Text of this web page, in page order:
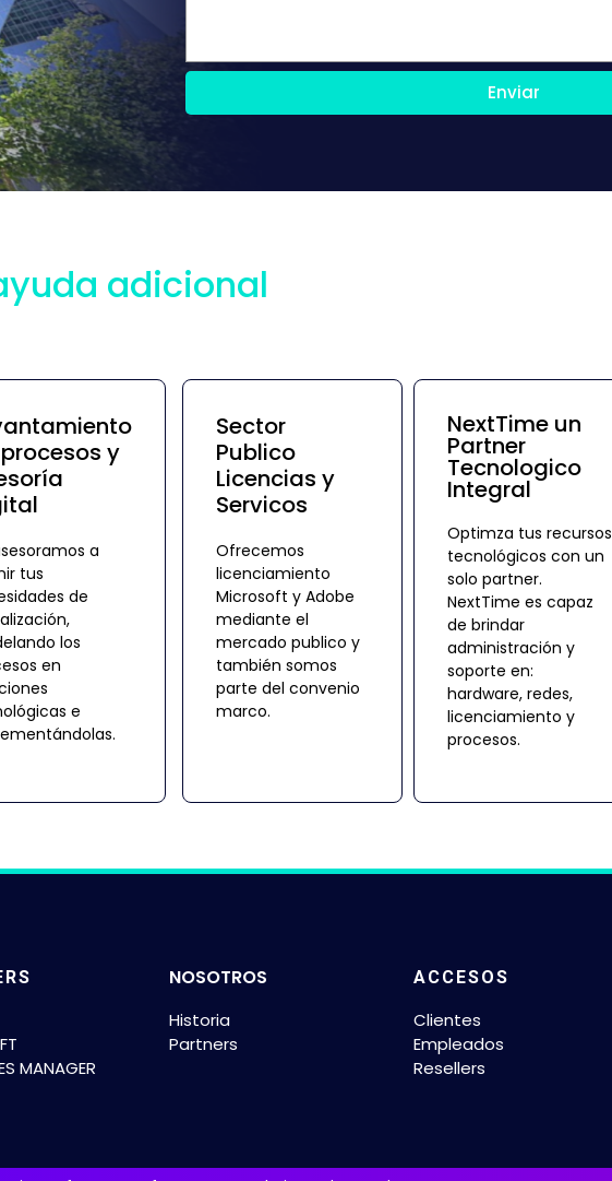
Enviar
adicional
y
a
tus
de
los
en
e
Sector
Publico
Licencias y
Servicos
Ofrecemos
licenciamiento
Microsoft y Adobe
mediante el
mercado publico y
también somos
parte del convenio
marco.
NextTime un
Partner
Tecnologico
Integral
Optimza tus recursos
tecnológicos con un
solo partner.
NextTime es capaz
de brindar
administración y
soporte en:
hardware, redes,
licenciamiento y
procesos.
MANAGER
NOSOTROS
Historia
Partners
ACCESOS
Clientes
Empleados
Resellers